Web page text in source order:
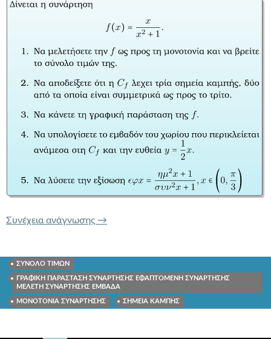
Συνέχεια ανάγνωσης 9.1 ΘΕΜΑ ΣΤΗ ΜΕΛΕΤΗ ΣΥΝΑΡΤΗΣΗΣ
→
ΣΥΝΟΛΟ ΤΙΜΩΝ
ΓΡΑΦΙΚΗ ΠΑΡΑΣΤΑΣΗ ΣΥΝΑΡΤΗΣΗΣ ΕΦΑΠΤΟΜΕΝΗ ΣΥΝΑΡΤΗΣΗΣ
ΜΕΛΕΤΗ ΣΥΝΑΡΤΗΣΗΣ ΕΜΒΑΔΑ
ΜΟΝΟΤΟΝΙΑ ΣΥΝΑΡΤΗΣΗΣ ΣΗΜΕΙΑ ΚΑΜΠΗΣ